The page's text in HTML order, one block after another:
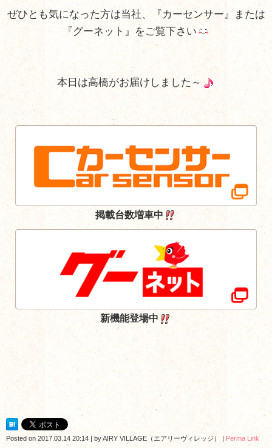
ぜひとも気になった方は当社、『カーセンサー』または
『グーネット』をご覧下さい
本日は高橋がお届けしました～
掲載台数増車中
新機能登場中
Posted on 2017.03.14 20:14 | byAIRY VILLAGE（エアリーヴィレッジ） | Perma Link